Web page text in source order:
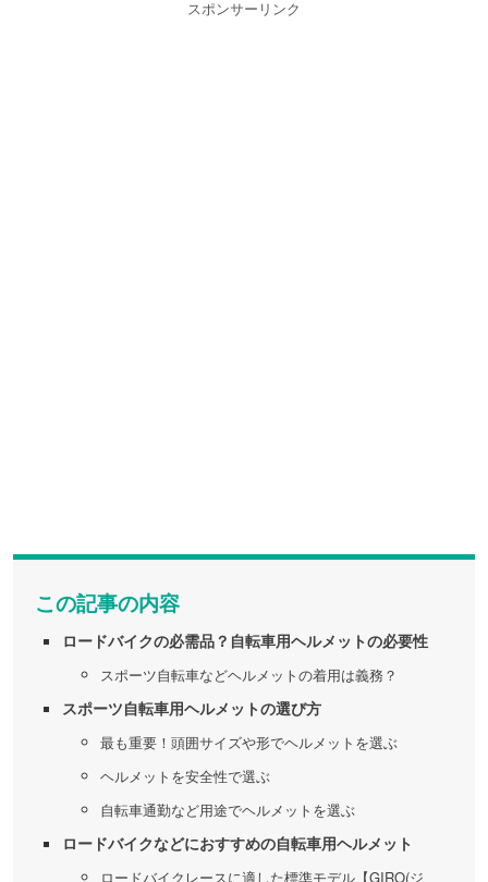
スポンサーリンク
この記事の内容
ロードバイクの必需品？自転車用ヘルメットの必要性
スポーツ自転車などヘルメットの着用は義務？
スポーツ自転車用ヘルメットの選び方
最も重要！頭囲サイズや形でヘルメットを選ぶ
ヘルメットを安全性で選ぶ
自転車通勤など用途でヘルメットを選ぶ
ロードバイクなどにおすすめの自転車用ヘルメット
ロードバイクレースに適した標準モデル【GIRO(ジ